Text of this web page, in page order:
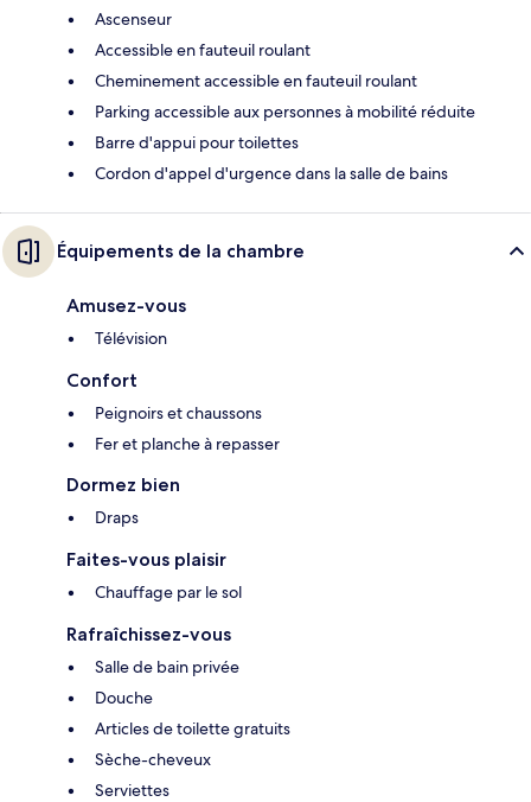
Ascenseur
Accessible en fauteuil roulant
Cheminement accessible en fauteuil roulant
Parking accessible aux personnes à mobilité réduite
Barre d'appui pour toilettes
Cordon d'appel d'urgence dans la salle de bains
Équipements de la chambre
Amusez-vous
Télévision
Confort
Peignoirs et chaussons
Fer et planche à repasser
Dormez bien
Draps
Faites-vous plaisir
Chauffage par le sol
Rafraîchissez-vous
Salle de bain privée
Douche
Articles de toilette gratuits
Sèche-cheveux
Serviettes